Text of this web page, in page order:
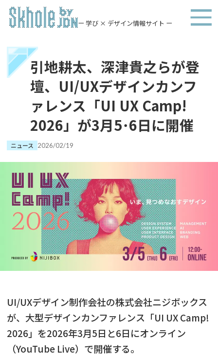
ー 学び × デザイン情報サイト ー
引地耕太、深津貴之らが登
壇、UI/UXデザインカンフ
ァレンス「UI UX Camp!
2026」が3月5･6日に開催
ニュース 2026/02/19
UI/UXデザイン制作会社の株式会社ニジボックス
が、大型デザインカンファレンス「UI UX Camp!
2026」を2026年3月5日と6日にオンライン
（YouTube Live）で開催する。